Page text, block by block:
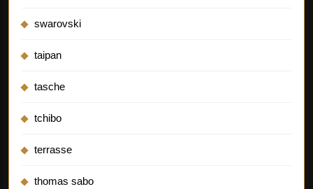
swarovski
taipan
tasche
tchibo
terrasse
thomas sabo